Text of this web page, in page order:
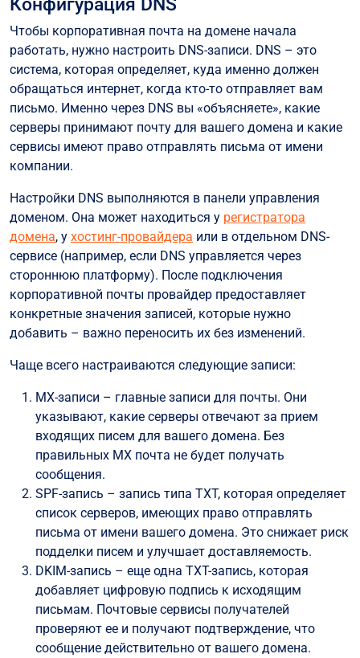
Чтобы корпоративная почта на домене начала
работать, нужно настроить DNS-записи. DNS – это
система, которая определяет, куда именно должен
обращаться интернет, когда кто-то отправляет вам
письмо. Именно через DNS вы «объясняете», какие
серверы принимают почту для вашего домена и какие
сервисы имеют право отправлять письма от имени
компании.
Настройки DNS выполняются в панели управления
доменом. Она может находиться у регистратора
домена, у хостинг-провайдера или в отдельном DNS-
сервисе (например, если DNS управляется через
стороннюю платформу). После подключения
корпоративной почты провайдер предоставляет
конкретные значения записей, которые нужно
добавить – важно переносить их без изменений.
Чаще всего настраиваются следующие записи:
MX-записи – главные записи для почты. Они
указывают, какие серверы отвечают за прием
входящих писем для вашего домена. Без
правильных MX почта не будет получать
сообщения.
SPF-запись – запись типа TXT, которая определяет
список серверов, имеющих право отправлять
письма от имени вашего домена. Это снижает риск
подделки писем и улучшает доставляемость.
DKIM-запись – еще одна TXT-запись, которая
добавляет цифровую подпись к исходящим
письмам. Почтовые сервисы получателей
проверяют ее и получают подтверждение, что
сообщение действительно от вашего домена.